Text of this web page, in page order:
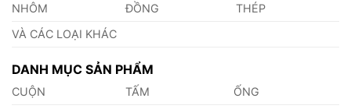
NHÔM
ĐỒNG
THÉP
VÀ CÁC LOẠI KHÁC
DANH MỤC SẢN PHẨM
CUỘN TẤM
ỐNG